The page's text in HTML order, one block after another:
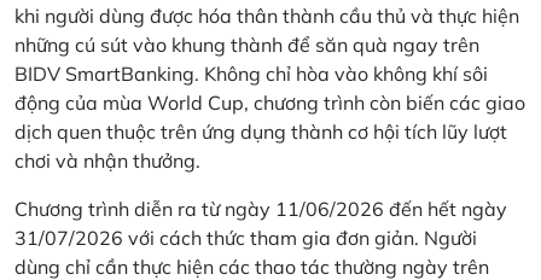
khi người dùng được hóa thân thành cầu thủ và thực hiện
những cú sút vào khung thành để săn quà ngay trên
BIDV SmartBanking. Không chỉ hòa vào không khí sôi
động của mùa World Cup, chương trình còn biến các giao
dịch quen thuộc trên ứng dụng thành cơ hội tích lũy lượt
chơi và nhận thưởng.
Chương trình diễn ra từ ngày 11/06/2026 đến hết ngày
31/07/2026 với cách thức tham gia đơn giản. Người
dùng chỉ cần thực hiện các thao tác thường ngày trên